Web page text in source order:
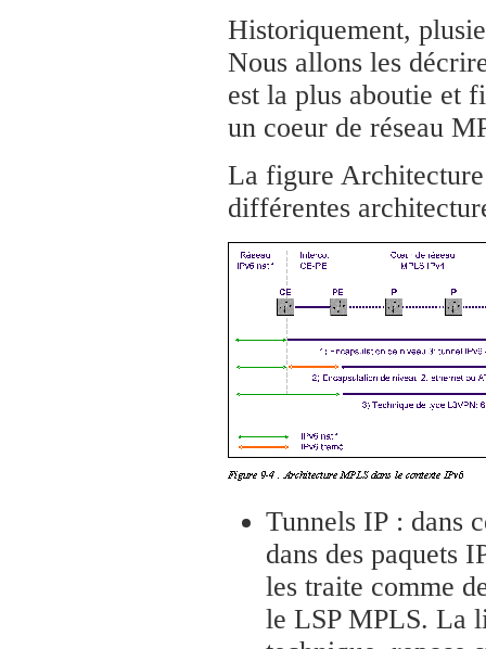
Historiquement,
Nous allons les
est la plus aboutie et
un coeur de réseau
La figure Architecture
différentes
Tunnels IP : dans
dans des paquets
les traite comme
le LSP MPLS. La